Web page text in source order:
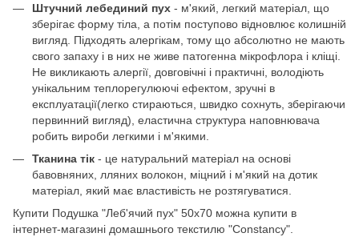
Штучний лебединий пух - м'який, легкий матеріал, що
зберігає форму тіла, а потім поступово відновлює колишній
вигляд. Підходять алергікам, тому що абсолютно не мають
свого запаху і в них не живе патогенна мікрофлора і кліщі.
Не викликають алергії, довговічні і практичні, володіють
унікальним теплорегулюючі ефектом, зручні в
експлуатації(легко стираються, швидко сохнуть, зберігаючи
первинний вигляд), еластична структура наповнювача
робить вироби легкими і м'якими.
Тканина тік - це натуральний матеріал на основі
бавовняних, лляних волокон, міцний і м'який на дотик
матеріал, який має властивість не розтягуватися.
Купити Подушка "Леб'ячий пух" 50х70 можна купити в
інтернет-магазині домашнього текстилю "Constancy".